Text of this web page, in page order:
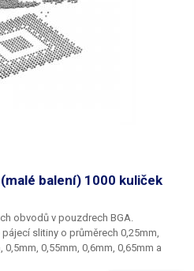
balení) 1000 kuliček
obvodů v pouzdrech BGA.
slitiny o průměrech 0,25mm,
0,55mm, 0,6mm, 0,65mm a